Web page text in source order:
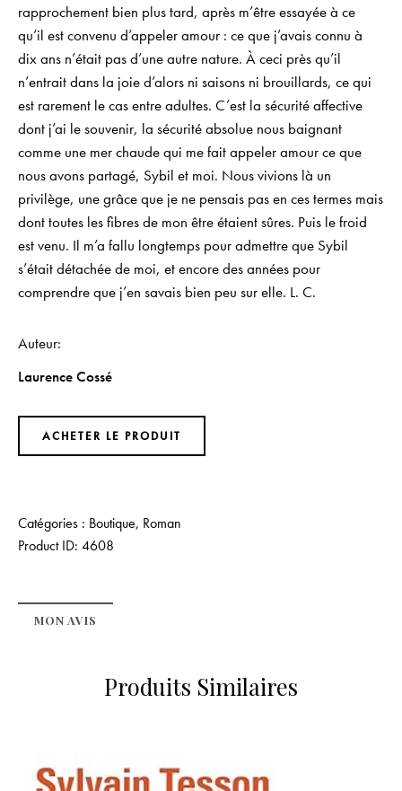
rapprochement bien plus tard, après m’être essayée à ce
qu’il est convenu d’appeler amour : ce que j’avais connu à
dix ans n’était pas d’une autre nature. À ceci près qu’il
n’entrait dans la joie d’alors ni saisons ni brouillards, ce qui
est rarement le cas entre adultes. C’est la sécurité affective
dont j’ai le souvenir, la sécurité absolue nous baignant
comme une mer chaude qui me fait appeler amour ce que
nous avons partagé, Sybil et moi. Nous vivions là un
privilège, une grâce que je ne pensais pas en ces termes mais
dont toutes les fibres de mon être étaient sûres. Puis le froid
est venu. Il m’a fallu longtemps pour admettre que Sybil
s’était détachée de moi, et encore des années pour
comprendre que j’en savais bien peu sur elle. L. C.
Auteur
Laurence Cossé
ACHETER LE PRODUIT
Catégories : Boutique, Roman
Product ID: 4608
MON AVIS
Produits Similaires